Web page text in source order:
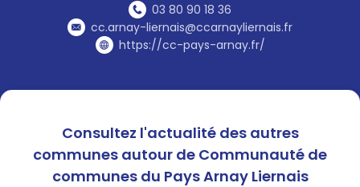
03 80 90 18 36
cc.arnay-liernais@ccarnayliernais.fr
https://cc-pays-arnay.fr/
Consultez l'actualité des autres
communes autour de Communauté de
communes du Pays Arnay Liernais